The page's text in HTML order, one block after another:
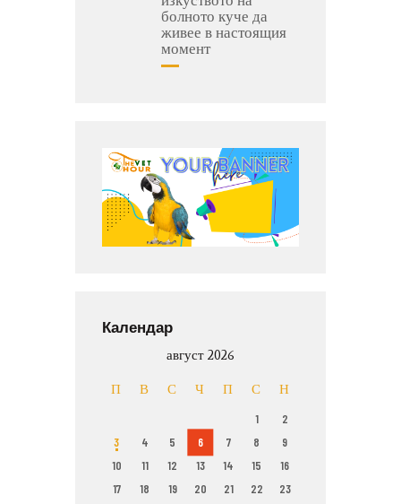
болното куче да
живее в настоящия
момент
Календар
август 2026
П В С Ч П С Н
1
2
3
4 5 6 7 8
9
10
11 12 13 14 15
16
17
18 19 20 21 22
23